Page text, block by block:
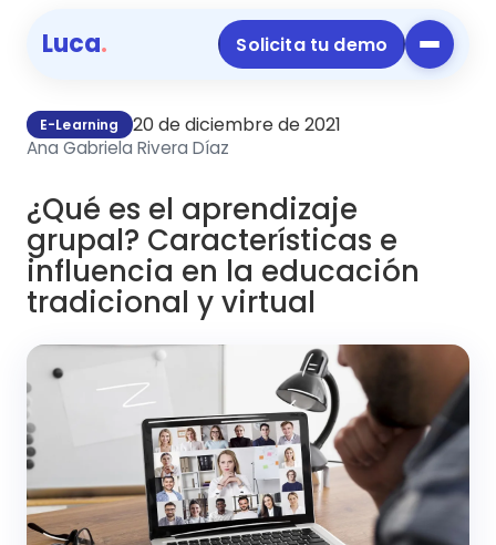
Luca. Solicita tu demo
E-Learning 20 de diciembre de 2021
Ana Gabriela Rivera Díaz
¿Qué es el aprendizaje
grupal? Características e
influencia en la educación
tradicional y virtual